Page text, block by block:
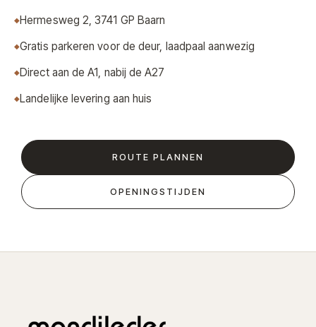
Hermesweg 2, 3741 GP Baarn
Gratis parkeren voor de deur, laadpaal aanwezig
Direct aan de A1, nabij de A27
Landelijke levering aan huis
ROUTE PLANNEN
OPENINGSTIJDEN